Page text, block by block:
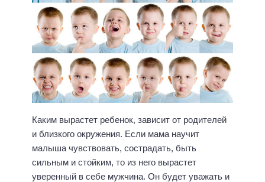
Каким вырастет ребенок, зависит от родителей
и близкого окружения. Если мама научит
малыша чувствовать, сострадать, быть
сильным и стойким, то из него вырастет
уверенный в себе мужчина. Он будет уважать и